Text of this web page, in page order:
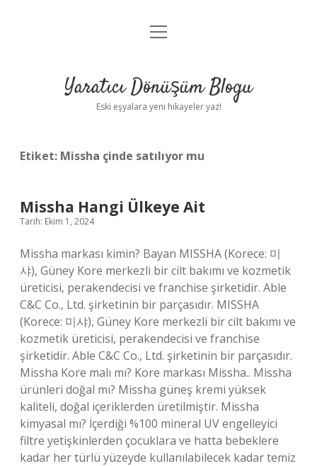
Anasayfa
Yasal Uyarı
menüyü
Yaratıcı Dönüşüm Blogu
Eski eşyalara yeni hikayeler yaz!
Etiket: Missha çinde satılıyor mu
Missha Hangi Ülkeye Ait
Tarih: Ekim 1, 2024
Missha markası kimin? Bayan MISSHA (Korece: 미
샤), Güney Kore merkezli bir cilt bakımı ve kozmetik
üreticisi, perakendecisi ve franchise şirketidir. Able
C&C Co., Ltd. şirketinin bir parçasıdır. MISSHA
(Korece: 미샤), Güney Kore merkezli bir cilt bakımı ve
kozmetik üreticisi, perakendecisi ve franchise
şirketidir. Able C&C Co., Ltd. şirketinin bir parçasıdır.
Missha Kore malı mı? Kore markası Missha.. Missha
ürünleri doğal mı? Missha güneş kremi yüksek
kaliteli, doğal içeriklerden üretilmiştir. Missha
kimyasal mı? İçerdiği %100 mineral UV engelleyici
filtre yetişkinlerden çocuklara ve hatta bebeklere
kadar her türlü yüzeyde kullanılabilecek kadar temiz